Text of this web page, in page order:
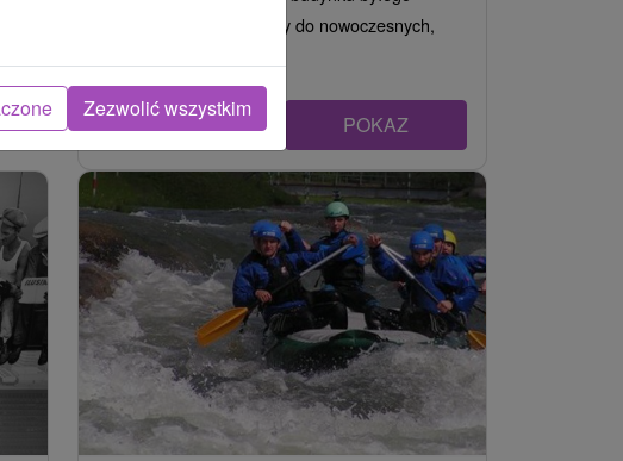
klasztoru jezuitów. Należy do nowoczesnych,
POKAZ
Zezwolić wszystkim